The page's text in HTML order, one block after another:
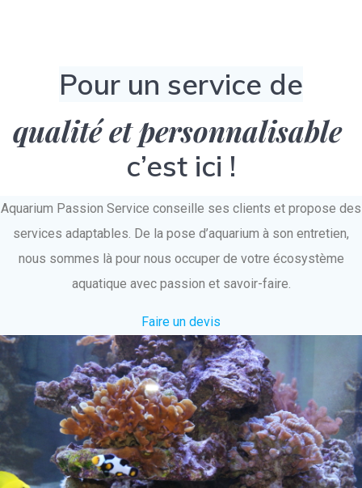
Pour un service de
qualité et personnalisable
c’est ici !
Aquarium Passion Service conseille ses clients et propose des
services adaptables. De la pose d’aquarium à son entretien,
nous sommes là pour nous occuper de votre écosystème
aquatique avec passion et savoir-faire.
Faire un devis